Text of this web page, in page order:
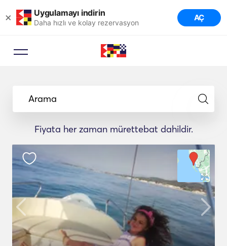
× Uygulamayı indirin
Daha hızlı ve kolay rezervasyon AÇ
Arama
Fiyata her zaman mürettebat dahildir.